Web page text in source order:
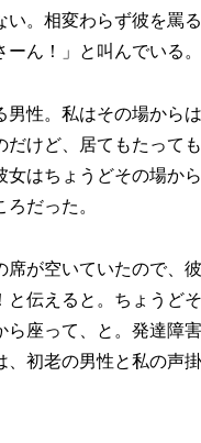
い。相変わらず彼を罵
ーん！」と叫んでいる。
男性。私はその場から
だけど、居てもたって
女はちょうどその場か
だった。
席が空いていたので、
と伝えると。ちょうど
ら座って、と。発達障
、初老の男性と私の声